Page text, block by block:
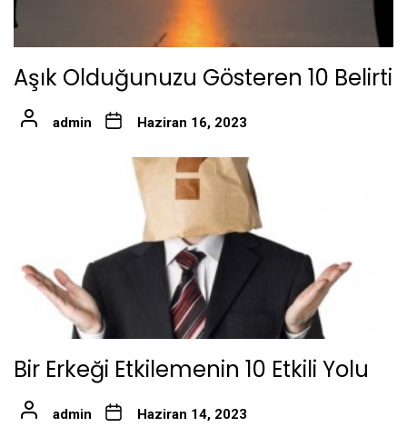
Aşık Olduğunuzu Gösteren 10 Belirti
admin Haziran 16, 2023
Bir Erkeği Etkilemenin 10 Etkili Yolu
admin Haziran 14, 2023